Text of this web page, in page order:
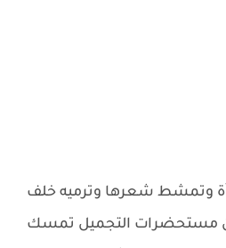
وتمشط شعرها وترميه خلف
مستحضرات التجميل تمسك